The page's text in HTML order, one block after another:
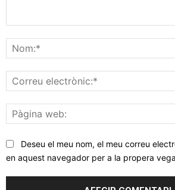
Deseu el meu nom, el meu correu
en aquest navegador per a la propera